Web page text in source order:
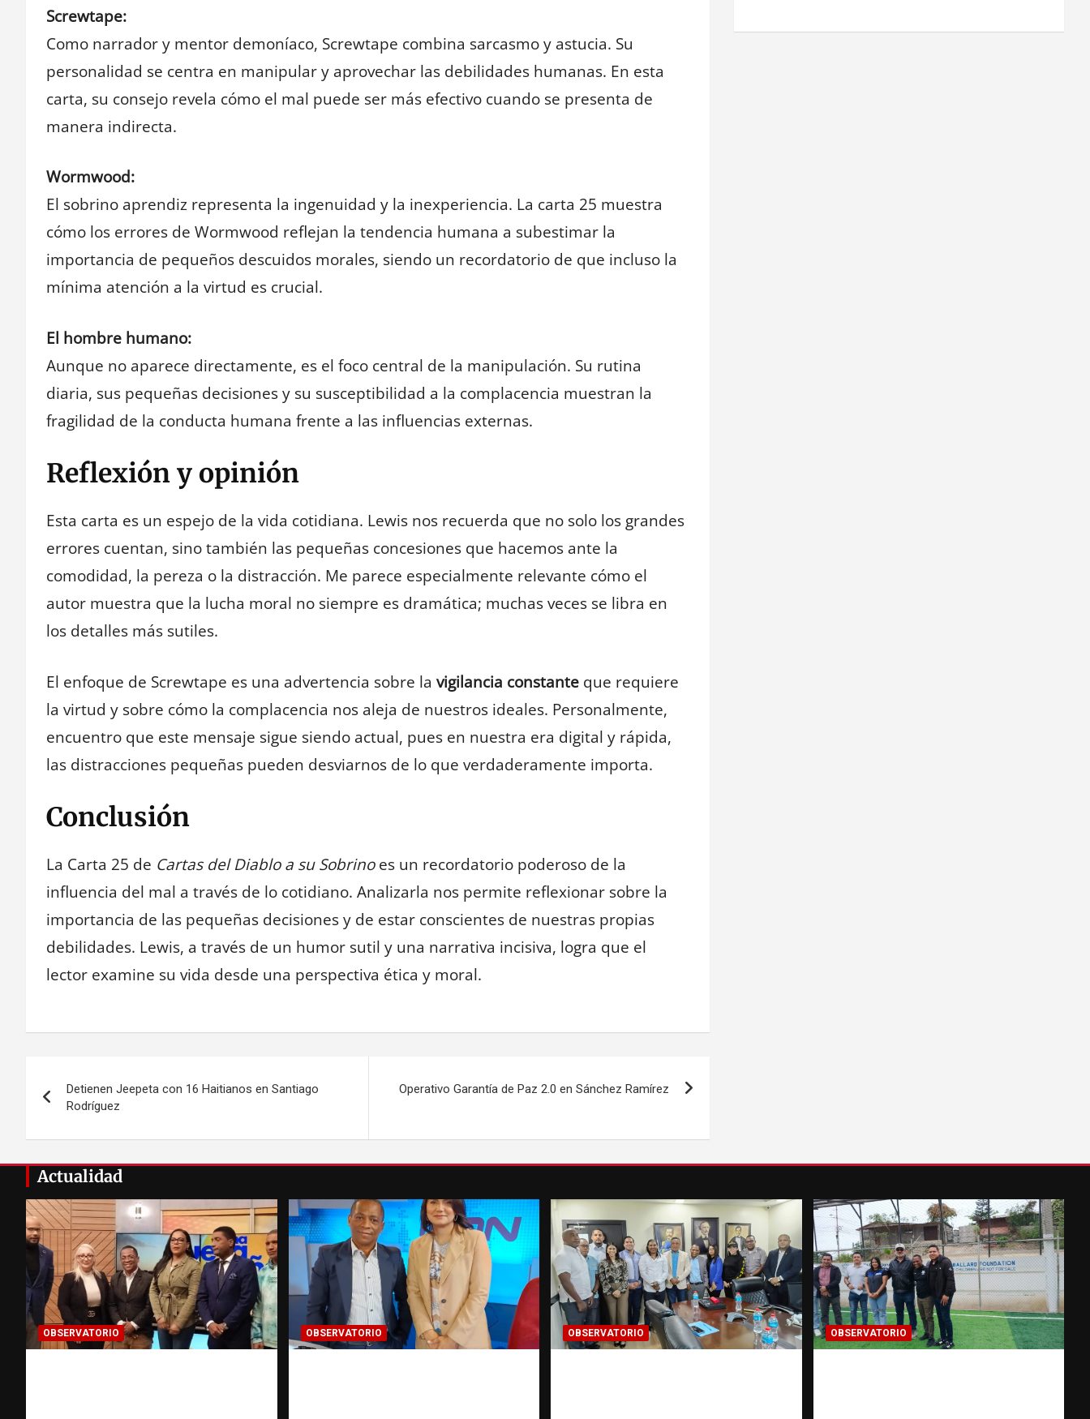
Screwtape:
Como narrador y mentor demoníaco, Screwtape combina sarcasmo y astucia. Su
personalidad se centra en manipular y aprovechar las debilidades humanas. En esta
carta, su consejo revela cómo el mal puede ser más efectivo cuando se presenta de
manera indirecta.
Wormwood:
El sobrino aprendiz representa la ingenuidad y la inexperiencia. La carta 25 muestra
cómo los errores de Wormwood reflejan la tendencia humana a subestimar la
importancia de pequeños descuidos morales, siendo un recordatorio de que incluso la
mínima atención a la virtud es crucial.
El hombre humano:
Aunque no aparece directamente, es el foco central de la manipulación. Su rutina
diaria, sus pequeñas decisiones y su susceptibilidad a la complacencia muestran la
fragilidad de la conducta humana frente a las influencias externas.
Reflexión y opinión
Esta carta es un espejo de la vida cotidiana. Lewis nos recuerda que no solo los grandes
errores cuentan, sino también las pequeñas concesiones que hacemos ante la
comodidad, la pereza o la distracción. Me parece especialmente relevante cómo el
autor muestra que la lucha moral no siempre es dramática; muchas veces se libra en
los detalles más sutiles.
El enfoque de Screwtape es una advertencia sobre la vigilancia constante que requiere
la virtud y sobre cómo la complacencia nos aleja de nuestros ideales. Personalmente,
encuentro que este mensaje sigue siendo actual, pues en nuestra era digital y rápida,
las distracciones pequeñas pueden desviarnos de lo que verdaderamente importa.
Conclusión
La Carta 25 de Cartas del Diablo a su Sobrinoes un recordatorio poderoso de la
influencia del mal a través de lo cotidiano. Analizarla nos permite reflexionar sobre la
importancia de las pequeñas decisiones y de estar conscientes de nuestras propias
debilidades. Lewis, a través de un humor sutil y una narrativa incisiva, logra que el
lector examine su vida desde una perspectiva ética y moral.
de
entradas
Detienen Jeepeta con 16 Haitianos en Santiago
Rodríguez
Operativo Garantía de Paz 2.0 en Sánchez Ramírez
Actualidad
OBSERVATORIO OBSERVATORIO OBSERVATORIO OBSERVATORIO